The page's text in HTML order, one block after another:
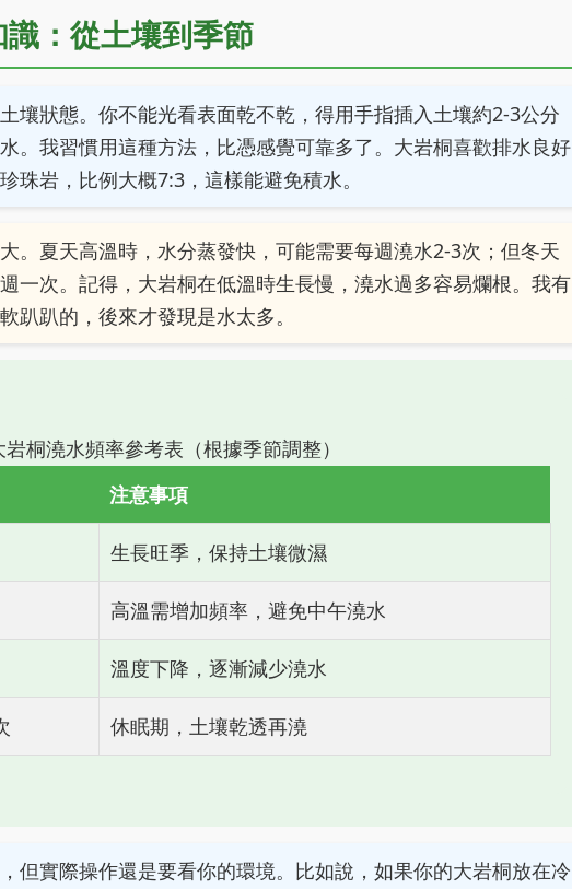
：從土壤到季節
壤狀態。你不能光看表面乾不乾，得用手指插入土壤約2-3公分
。我習慣用這種方法，比憑感覺可靠多了。大岩桐喜歡排水良好
珠岩，比例大概7:3，這樣能避免積水。
。夏天高溫時，水分蒸發快，可能需要每週澆水2-3次；但冬天
一次。記得，大岩桐在低溫時生長慢，澆水過多容易爛根。我有
趴趴的，後來才發現是水太多。
岩桐澆水頻率參考表（根據季節調整）
注意事項
生長旺季，保持土壤微濕
高溫需增加頻率，避免中午澆水
溫度下降，逐漸減少澆水
休眠期，土壤乾透再澆
但實際操作還是要看你的環境。比如說，如果你的大岩桐放在冷